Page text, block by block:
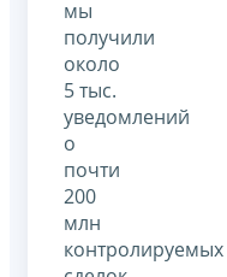
мы
получили
около
5 тыс.
уведомлений
о
почти
200
млн
контролируемых